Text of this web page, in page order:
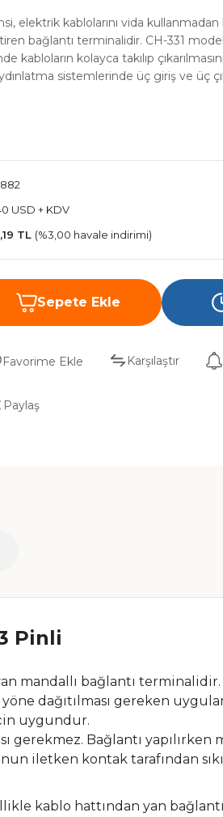
elektrik kablolarını vida kullanmadan
bağlantı terminalidir. CH-331
kabloların kolayca takılıp
sistemlerinde üç giriş ve üç
USD + KDV
TL (%3,00 havale indirimi)
Sepete Ekle
Karşılaştır
Paylaş
Pinli
mandallı bağlantı terminalidir.
dağıtılması gereken
uygundur.
Bağlantı yapılırken
iletken kontak tarafından
kablo hattından yan bağlantı